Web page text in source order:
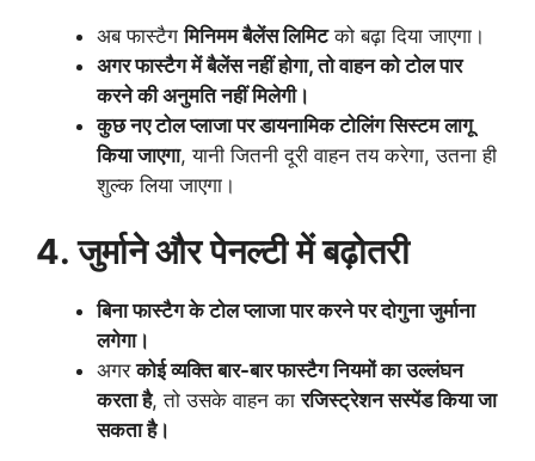
अब फास्टैगमिनिमम बैलेंस लिमिटको बढ़ा दिया जाएगा।
अगर फास्टैग में बैलेंस नहीं होगा, तो वाहन को टोल पार
करने की अनुमति नहीं मिलेगी।
कुछ नए टोल प्लाजा पर डायनामिक टोलिंग सिस्टम लागू
किया जाएगा, यानी जितनी दूरी वाहन तय करेगा, उतना ही
शुल्क लिया जाएगा।
4. जुर्माने और पेनल्टी में बढ़ोतरी
बिना फास्टैग के टोल प्लाजा पार करने पर दोगुना जुर्माना
लगेगा।
अगरकोई व्यक्ति बार-बार फास्टैग नियमों का उल्लंघन
करता है, तो उसके वाहन कारजिस्ट्रेशन सस्पेंड किया जा
सकता है।